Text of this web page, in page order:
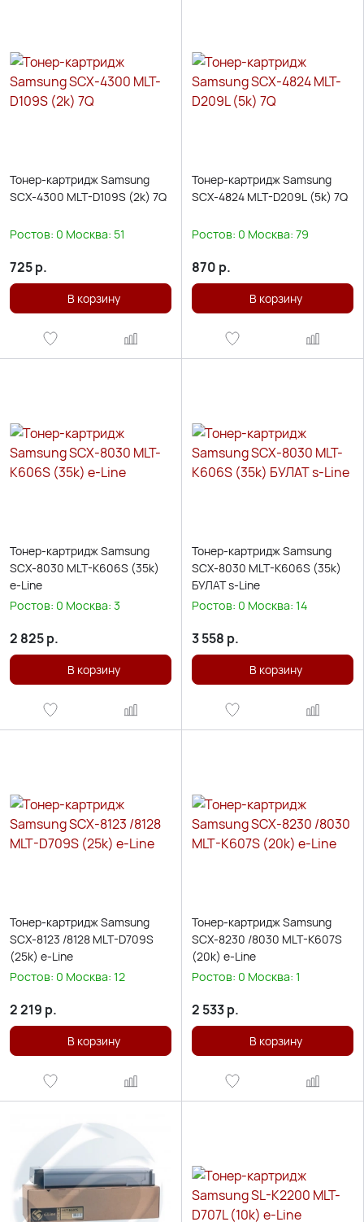
Тонер-картридж Samsung
SCX-4300 MLT-D109S (2k) 7Q
Ростов: 0 Москва: 51
725р.
В корзину
Тонер-картридж Samsung
SCX-4824 MLT-D209L (5k) 7Q
Ростов: 0 Москва: 79
870 р.
В корзину
Тонер-картридж Samsung
SCX-8030 MLT-K606S (35k)
e-Line
Ростов: 0 Москва: 3
2 825р.
В корзину
Тонер-картридж Samsung
SCX-8030 MLT-K606S (35k)
БУЛАТ s-Line
Ростов: 0 Москва: 14
3 558 р.
В корзину
Тонер-картридж Samsung
SCX-8123 /8128 MLT-D709S
(25k) e-Line
Ростов: 0 Москва: 12
2 219 р.
В корзину
Тонер-картридж Samsung
SCX-8230 /8030 MLT-K607S
(20k) e-Line
Ростов: 0 Москва: 1
2 533р.
В корзину